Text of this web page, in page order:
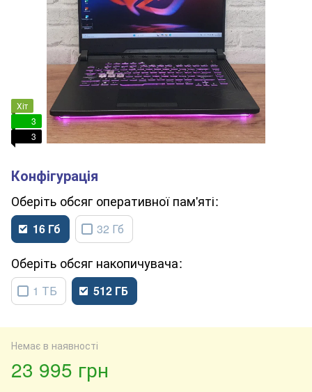
Хіт
3
3
обсяг оперативної пам'яті
16 Гб 32 Гб
обсяг накопичувача
1 ТБ 512 ГБ
Немає в наявності
23 995 грн